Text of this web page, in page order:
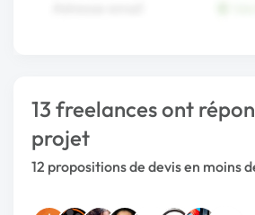
13 freelances ont
projet
12 propositions de devis en moins